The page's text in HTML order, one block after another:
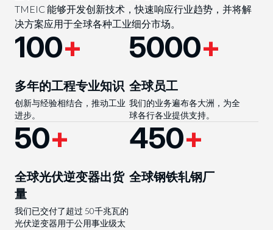
TMEIC 能够开发创新技术，快速响应行业趋势，并将解
决方案应用于全球各种工业细分市场。
100+
多年的工程专业知识
创新与经验相结合，推动工业
进步。
5000+
全球员工
我们的业务遍布各大洲，为全
球各行各业提供支持。
50+
全球光伏逆变器出货
量
我们已交付了超过 50千兆瓦的
光伏逆变器用于公用事业级太
450+
全球钢铁轧钢厂